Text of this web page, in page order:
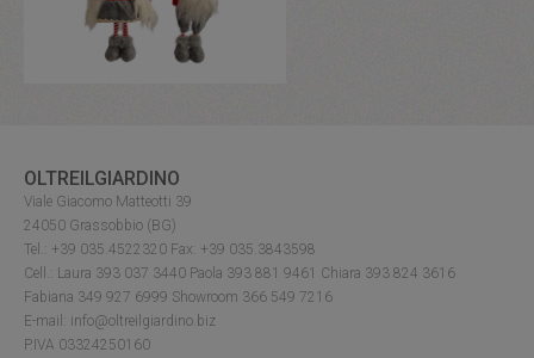
OLTREILGIARDINO
Viale Giacomo Matteotti 39
24050 Grassobbio (BG)
Tel.: +39 035.4522320 Fax: +39 035.3843598
Cell.: Laura 393 037 3440 Paola 393 881 9461 Chiara 393 824 3616
Fabiana 349 927 6999 Showroom 366 549 7216
E-mail: info@oltreilgiardino.biz
P.IVA 03324250160